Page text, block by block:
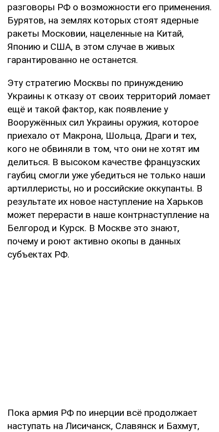
разговоры РФ о возможности его применения.
Бурятов, на землях которых стоят ядерные
ракеты Московии, нацеленные на Китай,
Японию и США, в этом случае в живых
гарантированно не останется.
Эту стратегию Москвы по принуждению
Украины к отказу от своих территорий ломает
ещё и такой фактор, как появление у
Вооружённых сил Украины оружия, которое
приехало от Макрона, Шольца, Драги и тех,
кого не обвиняли в том, что они не хотят им
делиться. В высоком качестве французских
гаубиц смогли уже убедиться не только наши
артиллеристы, но и российские оккупанты. В
результате их новое наступление на Харьков
может перерасти в наше контрнаступление на
Белгород и Курск. В Москве это знают,
почему и роют активно окопы в данных
субъектах РФ.
Пока армия РФ по инерции всё продолжает
наступать на Лисичанск, Славянск и Бахмут,